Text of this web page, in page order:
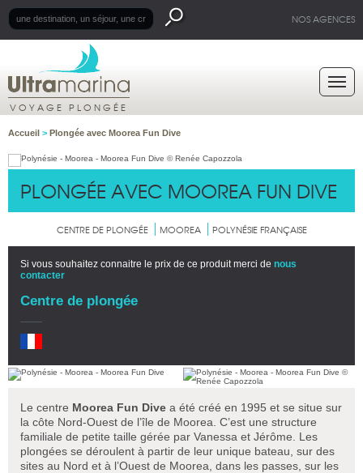
NOS AGENCES
VOYAGE PLONGÉE
Accueil > Plongée avec Moorea Fun Dive
PLONGÉE AVEC MOOREA FUN DIVE
CENTRE DE PLONGÉE MOOREA POLYNÉSIE FRANÇAISE
Si vous souhaitez connaitre le prix de ce produit merci de nous
contacter
Centre de plongée
Le centre Moorea Fun Dive a été créé en 1995 et se situe sur
la côte Nord-Ouest de l’île de Moorea. C’est une structure
familiale de petite taille gérée par Vanessa et Jérôme. Les
plongées se déroulent à partir de leur unique bateau, sur des
sites au Nord et à l’Ouest de Moorea, dans les passes, sur les